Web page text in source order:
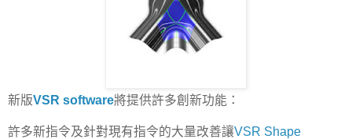
新版VSR software將提供許多創新功能：
許多新指令及針對現有指令的大量改善讓VSR Shape